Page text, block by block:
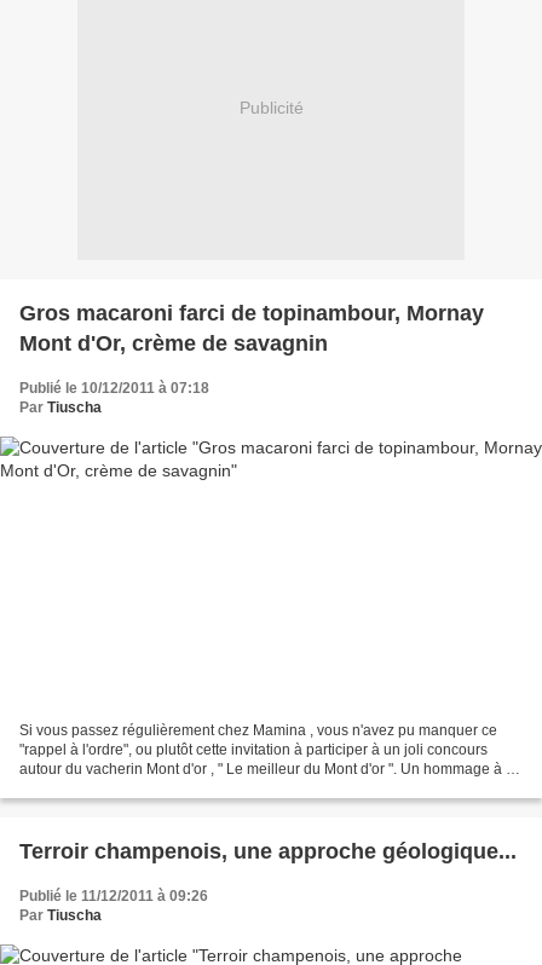
Publicité
Gros macaroni farci de topinambour, Mornay
Mont d'Or, crème de savagnin
Publié le 10/12/2011 à 07:18
Par Tiuscha
Si vous passez régulièrement chez Mamina , vous n'avez pu manquer ce
"rappel à l'ordre", ou plutôt cette invitation à participer à un joli concours
autour du vacherin Mont d'or , " Le meilleur du Mont d'or ". Un hommage à ce
Terroir champenois, une approche géologique...
Publié le 11/12/2011 à 09:26
Par Tiuscha